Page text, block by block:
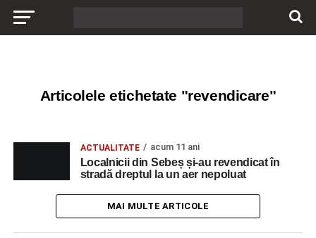
Articolele etichetate "revendicare"
ACTUALITATE acum 11 ani
Localnicii din Sebeș și-au revendicat în
stradă dreptul la un aer nepoluat
MAI MULTE ARTICOLE